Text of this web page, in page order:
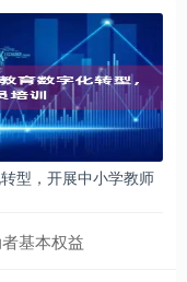
型，开展中小学教师
基本权益